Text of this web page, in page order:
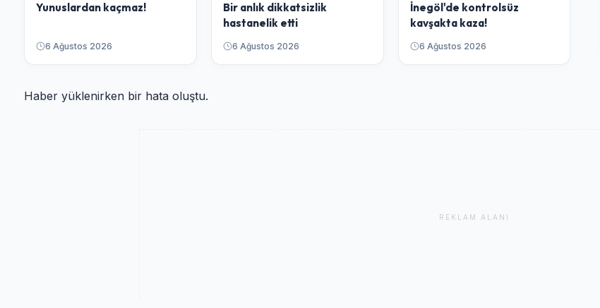
Yunuslardan kaçmaz!
6 Ağustos 2026
Bir anlık dikkatsizlik
hastanelik etti
6 Ağustos 2026
İnegöl'de kontrolsüz
kavşakta kaza!
6 Ağustos 2026
Haber yüklenirken bir hata oluştu.
REKLAM ALANI